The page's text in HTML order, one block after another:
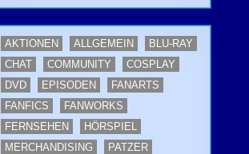
AKTIONEN ALLGEMEIN
BLU-RAY
CHAT
COMMUNITY
COSPLAY
DVD
EPISODEN
FANARTS
FANFICS
FANWORKS
FERNSEHEN
HÖRSPIEL
MERCHANDISING
PATZER